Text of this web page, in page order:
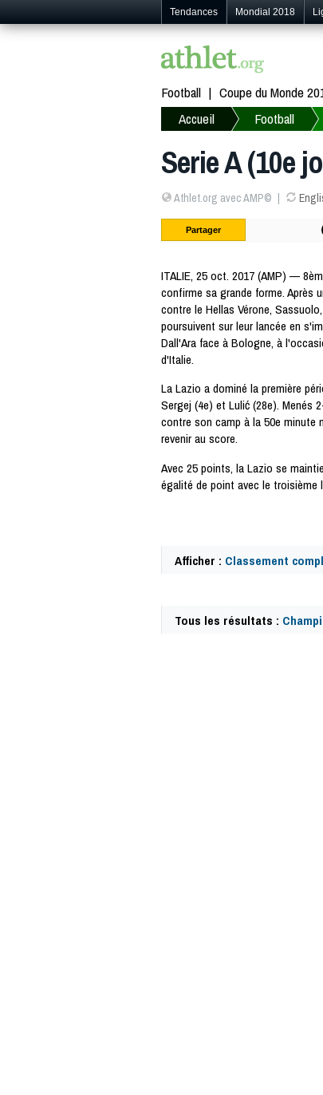
Tendances Mondial 2018
Football Coupe du Monde
Accueil
Football
Serie A (10e
Athlet.org avec AMP©
Partager
ITALIE, 25 oct. 2017 (AMP) —
confirme sa grande forme. Après
contre le Hellas Vérone,
poursuivent sur leur lancée en
Dall'Ara face à Bologne, à
d'Italie.
La Lazio a dominé la première
Sergej (4e) et Lulić (28e). Menés
contre son camp à la 50e minute
revenir au score.
Avec 25 points, la Lazio se
égalité de point avec le troisième
Afficher : Classement
Tous les résultats :